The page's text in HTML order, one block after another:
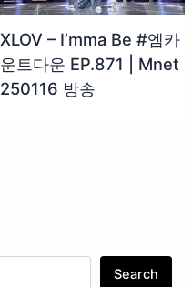
XLOV – I’mma Be #엠카
운트다운 EP.871 | Mnet
250116 방송
Search